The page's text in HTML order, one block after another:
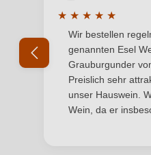
★ ★ ★ ★ ★
Durchschnittliche
Wir bestellen
genannten Esel
Grauburgunder
Preislich sehr
unser Hauswein.
Wein, da er